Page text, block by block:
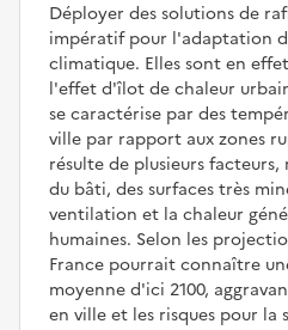
Déployer des solutions de
impératif pour l'adaptation
climatique. Elles sont en
l'effet d'îlot de chaleur
se caractérise par des
ville par rapport aux zones
résulte de plusieurs
du bâti, des surfaces très
ventilation et la chaleur
humaines. Selon les
France pourrait connaître
moyenne d'ici 2100,
en ville et les risques pour la